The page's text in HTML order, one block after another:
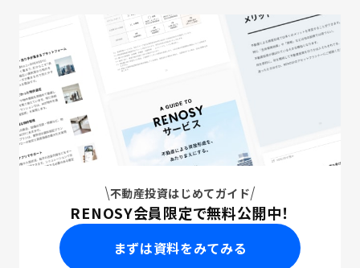
不動産投資はじめてガイド
RENOSY会員限定で無料公開中！
まずは資料をみてみる